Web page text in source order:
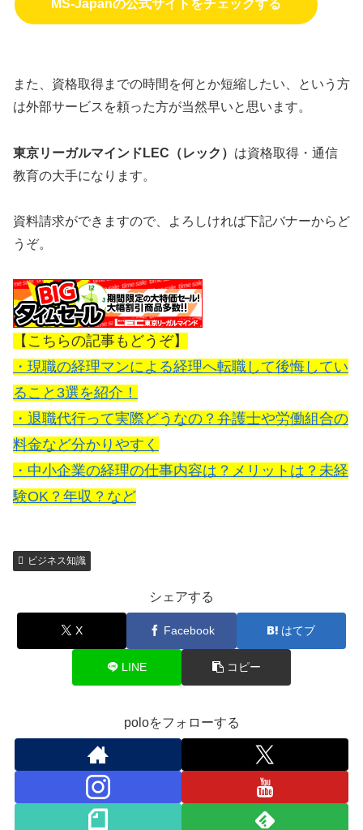
MS-Japanの公式サイトをチェックする
また、資格取得までの時間を何とか短縮したい、という方
は外部サービスを頼った方が当然早いと思います。
東京リーガルマインドLEC（レック） は資格取得・通信
教育の大手になります。
資料請求ができますので、よろしければ下記バナーからど
うぞ。
【こちらの記事もどうぞ】
・現職の経理マンによる経理へ転職して後悔してい
ること3選を紹介！
・退職代行って実際どうなの？弁護士や労働組合の
料金など分かりやすく
・中小企業の経理の仕事内容は？メリットは？未経
験OK？年収？など
ビジネス知識
シェアする
X Facebook はてブ
LINE コピー
poloをフォローする